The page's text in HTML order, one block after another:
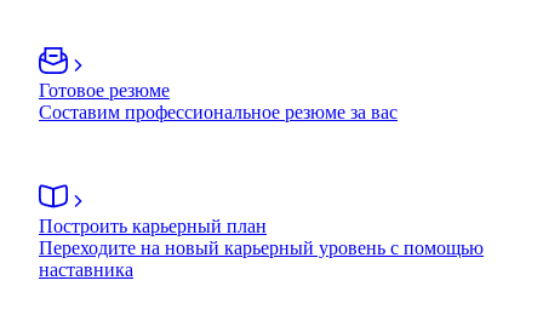
Готовое резюме
Составим профессиональное резюме за вас
Построить карьерный план
Переходите на новый карьерный уровень с помощью
наставника